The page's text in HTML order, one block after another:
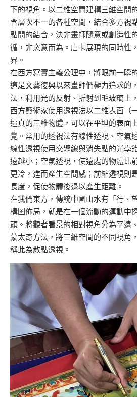
下的視角。以二維空間建構三維空間
含層次不一的各種空間，結合多方視
點間的結合，決非畫師隨意或創造性
循，非恣意而為。唐卡展現的同時性
界。
在西方寫實主義公理中，將眼前一瞬
這是文藝復興以來畫師們極力追求的
法，利用光的反射、折射到毛玻璃上
西方藝術家使用透視法以二維表面（
逼真的三維物體，可以在平坦的表面
覺。常用的透視法有線性透視、空氣
線性透視使用交聚線與消失點的光學
遠越小；空氣透視，使遠處的物體比
更冷，進而產生空間感；前縮透視則
長度，促使物體後退以產生距離。
在我們東方，傳統中國山水有「行、
構圖佈局，就是在一個流動的運動中
頭。將觀者看景的相對視角分為平遠
蒙太奇方法，將三維空間的不同視角
稱此為散點透視。